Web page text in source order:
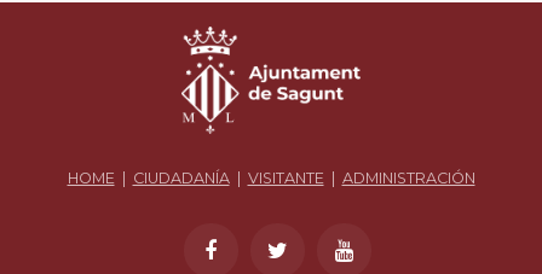
HOME| CIUDADANÍA| VISITANTE| ADMINISTRACIÓN